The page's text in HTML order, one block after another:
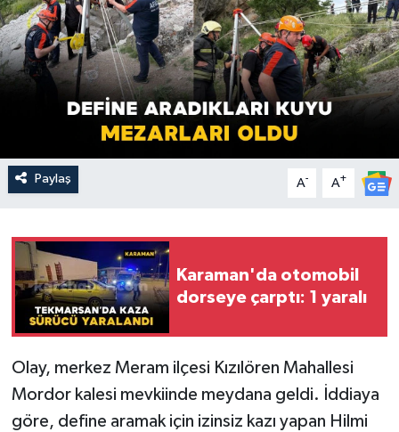
Paylaş A- A+
Karaman'da otomobil
dorseye çarptı: 1 yaralı
Olay, merkez Meram ilçesi Kızılören Mahallesi
Mordor kalesi mevkiinde meydana geldi. İddiaya
göre, define aramak için izinsiz kazı yapan Hilmi